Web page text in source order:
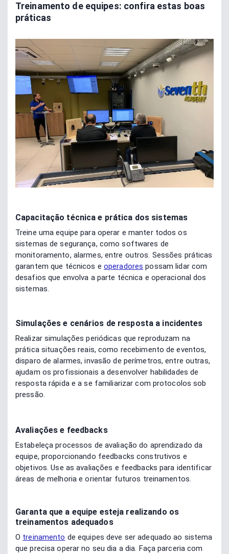
Treinamento de equipes: confira estas boas
práticas
Capacitação técnica e prática dos sistemas
Treine uma equipe para operar e manter todos os
sistemas de segurança, como softwares de
monitoramento, alarmes, entre outros. Sessões práticas
garantem que técnicos e operadores possam lidar com
desafios que envolva a parte técnica e operacional dos
sistemas.
Simulações e cenários de resposta a incidentes
Realizar simulações periódicas que reproduzam na
prática situações reais, como recebimento de eventos,
disparo de alarmes, invasão de perímetros, entre outras,
ajudam os profissionais a desenvolver habilidades de
resposta rápida e a se familiarizar com protocolos sob
pressão.
Avaliações e feedbacks
Estabeleça processos de avaliação do aprendizado da
equipe, proporcionando feedbacks construtivos e
objetivos. Use as avaliações e feedbacks para identificar
áreas de melhoria e orientar futuros treinamentos.
Garanta que a equipe esteja realizando os
treinamentos adequados
O treinamento de equipes deve ser adequado ao sistema
que precisa operar no seu dia a dia. Faça parceria com